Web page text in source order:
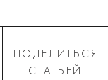
ПОДЕЛИТЬСЯ
СТАТЬЕЙ